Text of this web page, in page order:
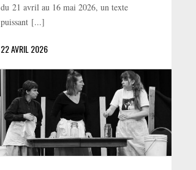
du 21 avril au 16 mai 2026, un texte
puissant [...]
22 AVRIL 2026